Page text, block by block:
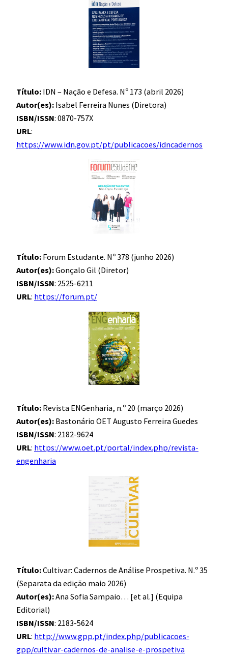
Título: IDN – Nação e Defesa. Nº 173 (abril 2026)
Autor(es): Isabel Ferreira Nunes (Diretora)
ISBN/ISSN: 0870-757X
URL:
https://www.idn.gov.pt/pt/publicacoes/idncadernos
Título: Forum Estudante. Nº 378 (junho 2026)
Autor(es):Gonçalo Gil (Diretor)
ISBN/ISSN: 2525-6211
URL: https://forum.pt/
Título: Revista ENGenharia, n.º 20 (março 2026)
Autor(es): Bastonário OET Augusto Ferreira Guedes
ISBN/ISSN: 2182-9624
URL: https://www.oet.pt/portal/index.php/revista-
engenharia
Título:Cultivar: Cadernos de Análise Prospetiva. N.º 35
(Separata da edição maio 2026)
Autor(es):Ana Sofia Sampaio… [et al.] (Equipa
Editorial)
ISBN/ISSN: 2183-5624
URL: http://www.gpp.pt/index.php/publicacoes-
gpp/cultivar-cadernos-de-analise-e-prospetiva